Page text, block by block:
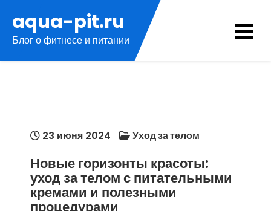
содержимому
aqua-pit.ru
Блог о фитнесе и питании
23 июня 2024 Уход за телом
Новые горизонты красоты:
уход за телом с питательными
кремами и полезными
процедурами